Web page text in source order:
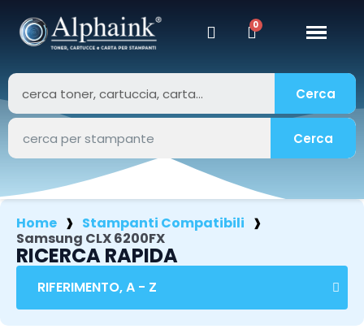
Cerca
Cerca
Home
Stampanti Compatibili
Samsung CLX 6200FX
RICERCA RAPIDA